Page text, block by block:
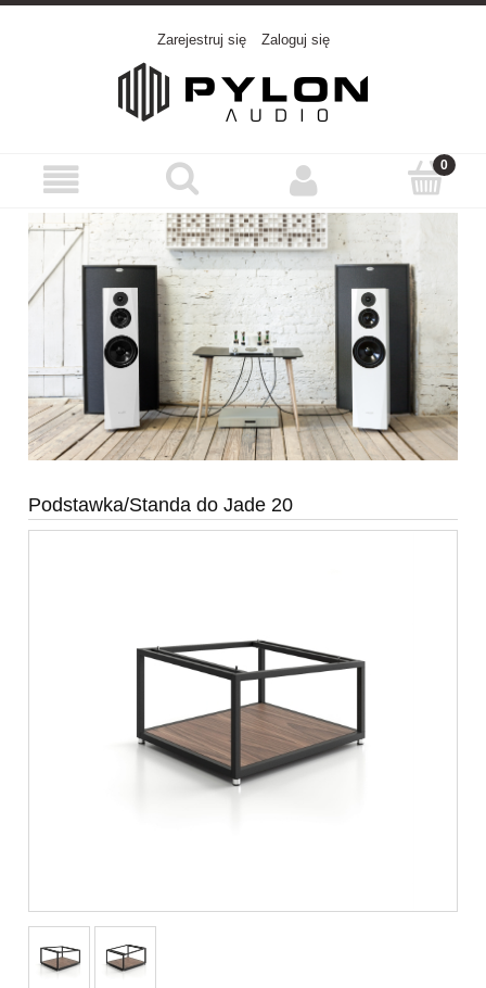
Zarejestruj się Zaloguj się
Podstawka/Standa do Jade 20